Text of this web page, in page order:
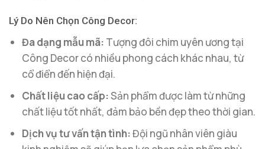
Lý Do Nên Chọn Công Decor:
Đa dạng mẫu mã: Tượng đôi chim uyên ương tại
Công Decor có nhiều phong cách khác nhau, từ
cổ điển đến hiện đại.
Chất liệu cao cấp:Sản phẩm được làm từ những
chất liệu tốt nhất, đảm bảo bền đẹp theo thời gian.
Dịch vụ tư vấn tận tình:Đội ngũ nhân viên giàu